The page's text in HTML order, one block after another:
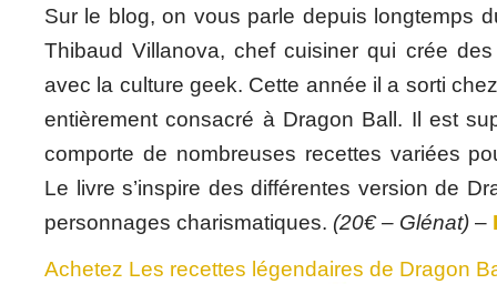
Sur le blog, on vous parle depuis longtemps
Thibaud Villanova, chef cuisiner qui crée
avec la culture geek. Cette année il a sorti
entièrement consacré à Dragon Ball. Il est
comporte de nombreuses recettes variées
Le livre s’inspire des différentes version de
personnages charismatiques. (20€ – Glénat) –
Achetez Les recettes légendaires de Dragon